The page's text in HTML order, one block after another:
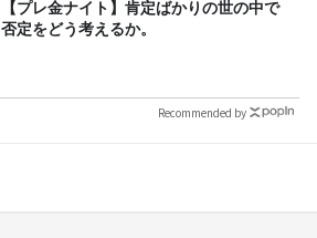
【プレ金ナイト】肯定ばかりの世の中で
否定をどう考えるか。
Recommended by